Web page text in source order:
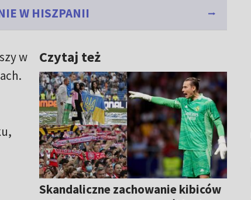
W HISZPANII
Czytaj też
Skandaliczne zachowanie kibiców
w